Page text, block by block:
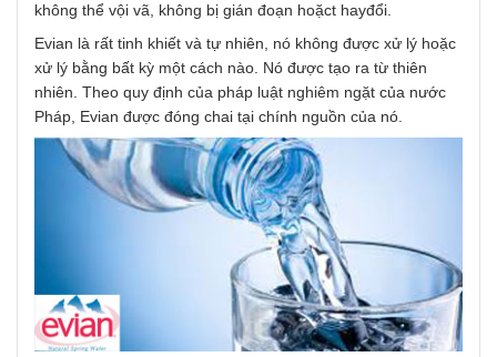
không thể vội vã, không bị gián đoạn hoặct hayđổi.
Evian là rất tinh khiết và tự nhiên, nó không được xử lý hoặc
xử lý bằng bất kỳ một cách nào. Nó được tạo ra từ thiên
nhiên. Theo quy định của pháp luật nghiêm ngặt của nước
Pháp, Evian được đóng chai tại chính nguồn của nó.